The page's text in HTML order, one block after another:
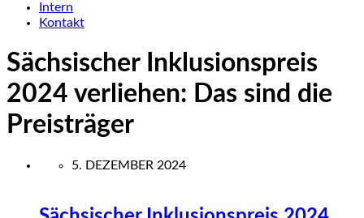
Intern
Kontakt
Sächsischer Inklusionspreis
2024 verliehen: Das sind die
Preisträger
5. DEZEMBER 2024